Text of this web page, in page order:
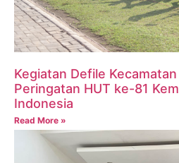
Kegiatan Defile
Peringatan HUT ke-81
Indonesia
Read More »